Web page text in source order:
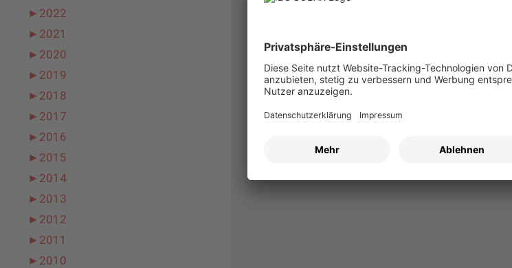
► 2022
► 2021
► 2020
► 2019
► 2018
► 2017
► 2016
► 2015
► 2014
► 2013
► 2012
► 2011
► 2010